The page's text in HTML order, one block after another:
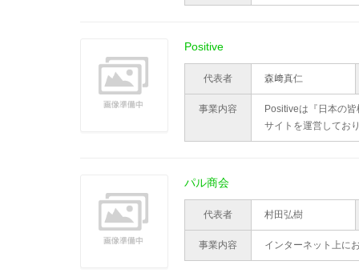
Positive
代表者 森﨑真仁
事業内容
Positiveは『日本の
サイトを運営してお
パル商会
代表者 村田弘樹
事業内容 インターネット上に